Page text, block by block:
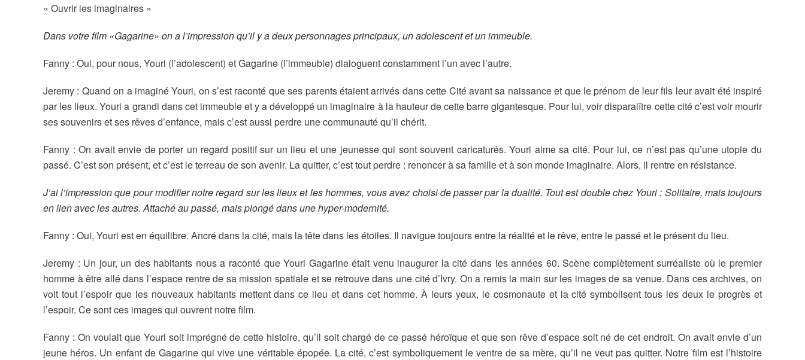
« Ouvrir les imaginaires »
Dans votre film «Gagarine» on a l’impression qu’il y a deux personnages principaux, un adolescent et un immeuble.
Fanny : Oui, pour nous, Youri (l’adolescent) et Gagarine (l’immeuble) dialoguent constamment l’un avec l’autre.
Jeremy : Quand on a imaginé Youri, on s’est raconté que ses parents étaient arrivés dans cette Cité avant sa naissance et que le prénom de leur fils leur avait été inspiré
par les lieux. Youri a grandi dans cet immeuble et y a développé un imaginaire à la hauteur de cette barre gigantesque. Pour lui, voir disparaiître cette cité c’est voir mourir
ses souvenirs et ses rêves d’enfance, mais c’est aussi perdre une communauté qu’il chérit.
Fanny : On avait envie de porter un regard positif sur un lieu et une jeunesse qui sont souvent caricaturés. Youri aime sa cité. Pour lui, ce n’est pas qu’une utopie du
passé. C’est son présent, et c’est le terreau de son avenir. La quitter, c’est tout perdre : renoncer à sa famille et à son monde imaginaire. Alors, il rentre en résistance.
J’ai l’impression que pour modifier notre regard sur les lieux et les hommes, vous avez choisi de passer par la dualité. Tout est double chez Youri : Solitaire, mais toujours
en lien avec les autres. Attaché au passé, mais plongé dans une hyper-modernité.
Fanny : Oui, Youri est en équilibre. Ancré dans la cité, mais la tête dans les étoiles. Il navigue toujours entre la réalité et le rêve, entre le passé et le présent du lieu.
Jeremy : Un jour, un des habitants nous a raconté que Youri Gagarine était venu inaugurer la cité dans les années 60. Scène complètement surréaliste où le premier
homme à être allé dans l’espace rentre de sa mission spatiale et se retrouve dans une cité d’Ivry. On a remis la main sur les images de sa venue. Dans ces archives, on
voit tout l’espoir que les nouveaux habitants mettent dans ce lieu et dans cet homme. À leurs yeux, le cosmonaute et la cité symbolisent tous les deux le progrès et
l’espoir. Ce sont ces images qui ouvrent notre film.
Fanny : On voulait que Youri soit imprégné de cette histoire, qu’il soit chargé de ce passé héroïque et que son rêve d’espace soit né de cet endroit. On avait envie d’un
jeune héros. Un enfant de Gagarine qui vive une véritable épopée. La cité, c’est symboliquement le ventre de sa mère, qu’il ne veut pas quitter. Notre film est l’histoire